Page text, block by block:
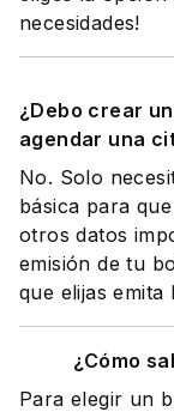
necesidades!
¿Debo crear
agendar una
No. Solo
básica para
otros datos
emisión de tu
que elijas emita
¿Cómo
Para elegir un